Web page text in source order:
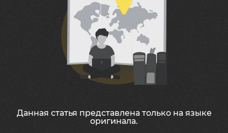
Данная статья представлена ​​только на языке
оригинала.